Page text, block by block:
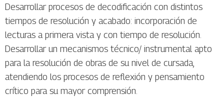
Desarrollar procesos de decodificación con distintos
tiempos de resolución y acabado: incorporación de
lecturas a primera vista y con tiempo de resolución.
Desarrollar un mecanismos técnico/ instrumental apto
para la resolución de obras de su nivel de cursada,
atendiendo los procesos de reflexión y pensamiento
crítico para su mayor comprensión.